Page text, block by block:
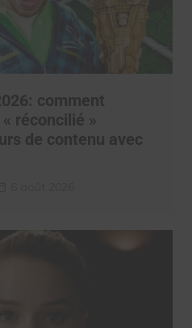
comment
« réconcilié »
de contenu avec